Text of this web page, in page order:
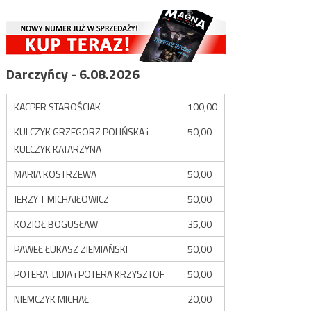
Darczyńcy - 6.08.2026
KACPER STAROŚCIAK
100,00
KULCZYK GRZEGORZ POLIŃSKA i
KULCZYK KATARZYNA
50,00
MARIA KOSTRZEWA
50,00
JERZY T MICHAJŁOWICZ
50,00
KOZIOŁ BOGUSŁAW
35,00
PAWEŁ ŁUKASZ ZIEMIAŃSKI
50,00
POTERA LIDIA i POTERA KRZYSZTOF
50,00
NIEMCZYK MICHAŁ
20,00